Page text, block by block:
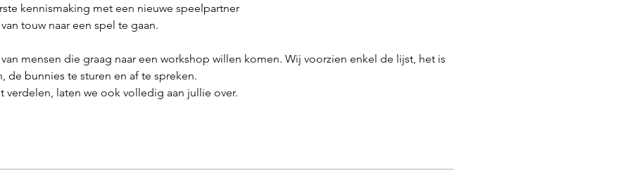
kennismaking met een nieuwe speelpartner
touw naar een spel te gaan.
mensen die graag naar een workshop willen komen. Wij voorzien enkel de lijst, het is
de bunnies te sturen en af te spreken.
verdelen, laten we ook volledig aan jullie over.